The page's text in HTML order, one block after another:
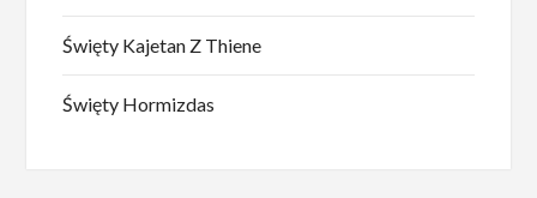
Święty Kajetan Z Thiene
Święty Hormizdas